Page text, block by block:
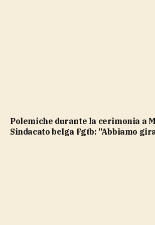
Polemiche durante la cerimonia a Marcinelle.
Sindacato belga Fgtb: “Abbiamo